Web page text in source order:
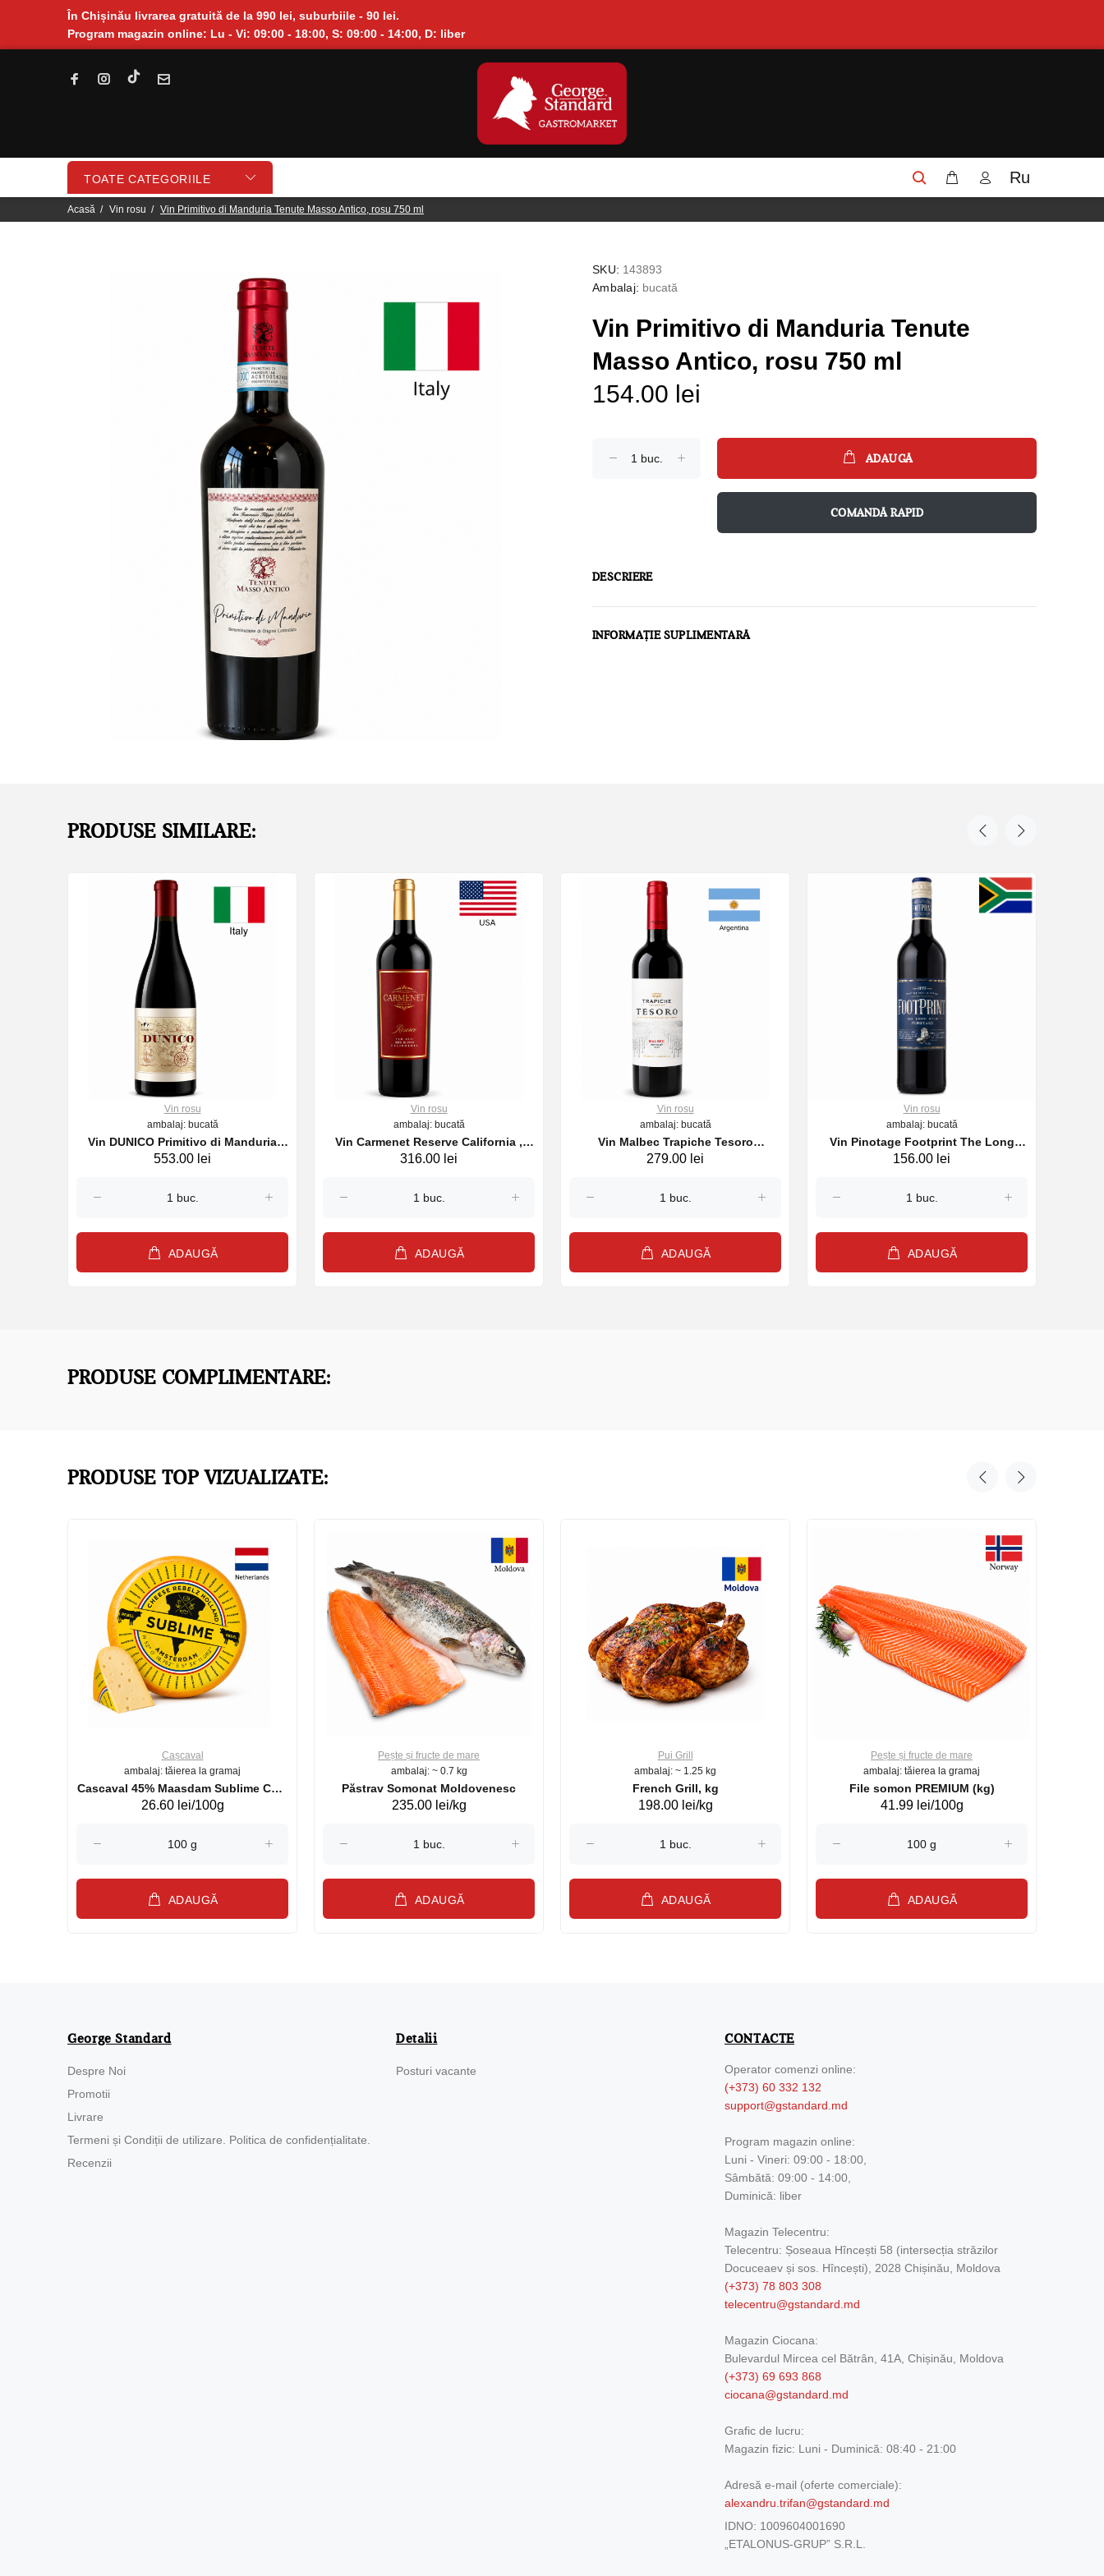
În Chișinău livrarea gratuită de la 990 lei, suburbiile - 90 lei.
Program magazin online: Lu - Vi: 09:00 - 18:00, S: 09:00 - 14:00, D: liber
TOATE CATEGORIILE Ru
Acasă Vin rosu Vin Primitivo di Manduria Tenute Masso Antico, rosu 750 ml
SKU: 143893
Ambalaj: bucată
Vin Primitivo di Manduria Tenute
Masso Antico, rosu 750 ml
154.00 lei
ADAUGĂ
COMANDĂ RAPID
DESCRIERE
INFORMAȚIE SUPLIMENTARĂ
PRODUSE SIMILARE:
Vin rosu
ambalaj: bucată
Vin DUNICO Primitivo di Manduria
FELLINE, rosu , 750 ml
553.00 lei
ADAUGĂ
Vin rosu
ambalaj: bucată
Vin Carmenet Reserve California ,
rosu sec, 750ml
316.00 lei
ADAUGĂ
Vin rosu
ambalaj: bucată
Vin Malbec Trapiche Tesoro
Argentina , rosu sec, 750ml
279.00 lei
ADAUGĂ
Vin rosu
ambalaj: bucată
Vin Pinotage Footprint The Long
Walk South Africa , rosu sec, 750ml
156.00 lei
ADAUGĂ
PRODUSE COMPLIMENTARE:
PRODUSE TOP VIZUALIZATE:
Cașcaval
ambalaj: tăierea la gramaj
Cascaval 45% Maasdam Sublime Cow
(075002)
26.60 lei/100g
ADAUGĂ
Pește și fructe de mare
ambalaj: ~ 0.7 kg
Păstrav Somonat Moldovenesc
235.00 lei/kg
ADAUGĂ
Pui Grill
ambalaj: ~ 1.25 kg
French Grill, kg
198.00 lei/kg
ADAUGĂ
Pește și fructe de mare
ambalaj: tăierea la gramaj
File somon PREMIUM (kg)
41.99 lei/100g
ADAUGĂ
George Standard
Despre Noi
Promotii
Livrare
Termeni și Condiții de utilizare. Politica de confidențialitate.
Recenzii
Detalii
Posturi vacante
CONTACTE
Operator comenzi online:
(+373) 60 332 132
support@gstandard.md
Program magazin online:
Luni - Vineri: 09:00 - 18:00,
Sâmbătă: 09:00 - 14:00,
Duminică: liber
Magazin Telecentru:
Telecentru: Șoseaua Hîncești 58 (intersecția străzilor
Docuceaev și sos. Hîncești), 2028 Chișinău, Moldova
(+373) 78 803 308
telecentru@gstandard.md
Magazin Ciocana:
Bulevardul Mircea cel Bătrân, 41A, Chișinău, Moldova
(+373) 69 693 868
ciocana@gstandard.md
Grafic de lucru:
Magazin fizic: Luni - Duminică: 08:40 - 21:00
Adresă e-mail (oferte comerciale):
alexandru.trifan@gstandard.md
IDNO: 1009604001690
„ETALONUS-GRUP” S.R.L.